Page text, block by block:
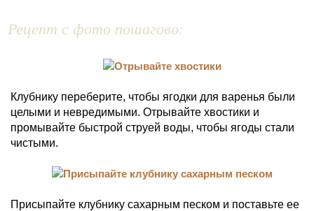
Рецепт с фото пошагово:
Клубнику переберите, чтобы ягодки для варенья были
целыми и невредимыми. Отрывайте хвостики и
промывайте быстрой струей воды, чтобы ягоды стали
чистыми.
Присыпайте клубнику сахарным песком и поставьте ее